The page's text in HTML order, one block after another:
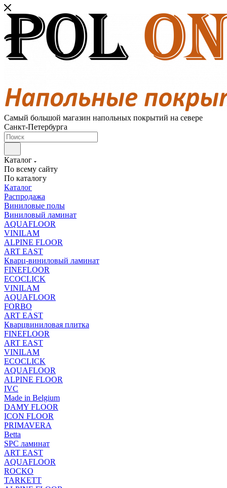
Самый большой магазин напольных покрытий на севере
Санкт-Петербурга
Каталог
По всему сайту
По каталогу
Каталог
Распродажа
Виниловые полы
Виниловый ламинат
AQUAFLOOR
VINILAM
ALPINE FLOOR
ART EAST
Кварц-виниловый ламинат
FINEFLOOR
ECOCLICK
VINILAM
AQUAFLOOR
FORBO
ART EAST
Кварцвиниловая плитка
FINEFLOOR
ART EAST
VINILAM
ECOCLICK
AQUAFLOOR
ALPINE FLOOR
IVC
Made in Belgium
DAMY FLOOR
ICON FLOOR
PRIMAVERA
Betta
SPC ламинат
ART EAST
AQUAFLOOR
ROCKO
TARKETT